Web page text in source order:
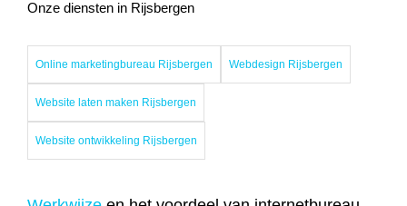
Onze diensten in Rijsbergen
Online marketingbureau Rijsbergen Webdesign Rijsbergen
Website laten maken Rijsbergen
Website ontwikkeling Rijsbergen